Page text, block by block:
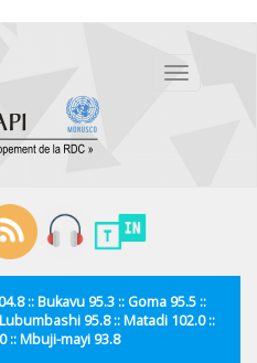
Toggle
:: Bukavu 95.3 :: Goma 95.5 ::
95.8 :: Matadi 102.0 ::
:: Mbuji-mayi 93.8